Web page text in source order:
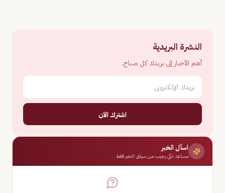
النشرة البريدية
أهم الأخبار إلى بريدك كل صباح.
اشترك الآن
اسأل الخبر
مساعد ذكي يجيب من سياق الخبر فقط